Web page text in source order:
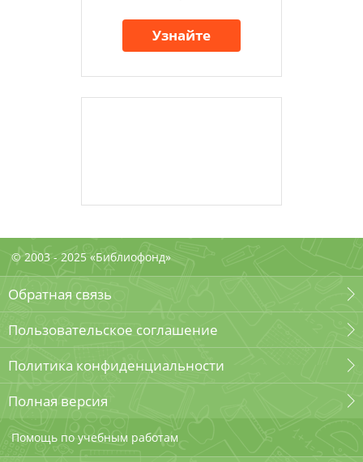
Узнайте
© 2003 - 2025 «Библиофонд»
Обратная связь
Пользовательское соглашение
Политика конфиденциальности
Полная версия
Помощь по учебным работам